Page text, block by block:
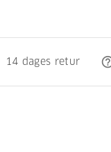
14 dages retur